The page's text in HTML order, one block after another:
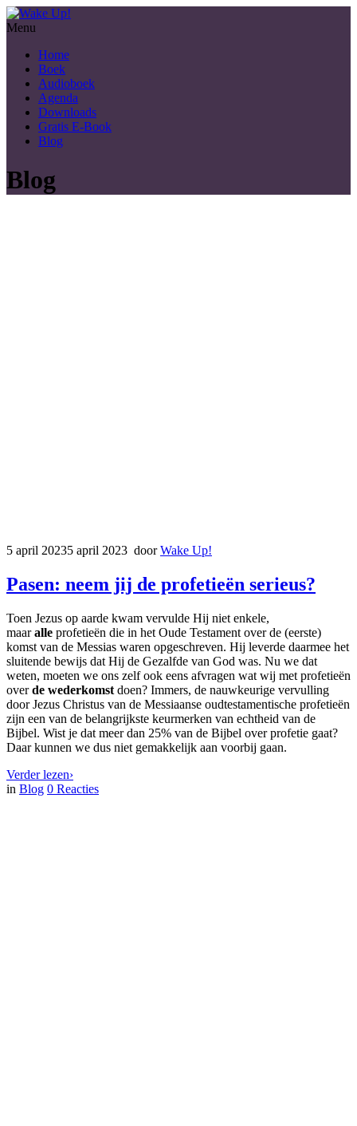
Menu
Home
Boek
Audioboek
Agenda
Downloads
Gratis E-Book
Blog
Blog
5 april 20235 april 2023 doorWake Up!
Pasen: neem jij de profetieën serieus?
Toen Jezus op aarde kwam vervulde Hij niet enkele,
maaralle profetieën die in het Oude Testament over de (eerste)
komst van de Messias waren opgeschreven. Hij leverde daarmee het
sluitende bewijs dat Hij de Gezalfde van God was. Nu we dat
weten, moeten we ons zelf ook eens afvragen wat wij met profetieën
overde wederkomst doen? Immers, de nauwkeurige vervulling
door Jezus Christus van de Messiaanse oudtestamentische profetieën
zijn een van de belangrijkste keurmerken van echtheid van de
Bijbel. Wist je dat meer dan 25% van de Bijbel over profetie gaat?
Daar kunnen we dus niet gemakkelijk aan voorbij gaan.
Verder lezen›
in Blog 0 Reacties